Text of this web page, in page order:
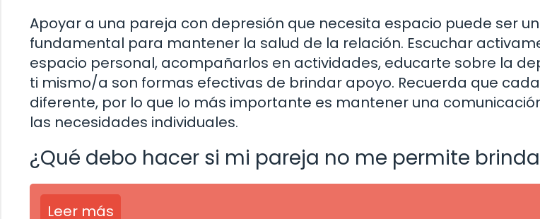
Apoyar a una pareja con depresión que necesita espacio puede ser
fundamental para mantener la salud de la relación. Escuchar
espacio personal, acompañarlos en actividades, educarte sobre la
ti mismo/a son formas efectivas de brindar apoyo. Recuerda que
diferente, por lo que lo más importante es mantener una
las necesidades individuales.
¿Qué debo hacer si mi pareja no me permite
Leer más